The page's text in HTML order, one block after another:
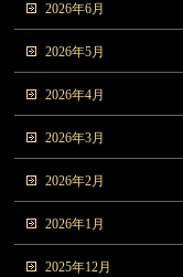
2026年6月
2026年5月
2026年4月
2026年3月
2026年2月
2026年1月
2025年12月